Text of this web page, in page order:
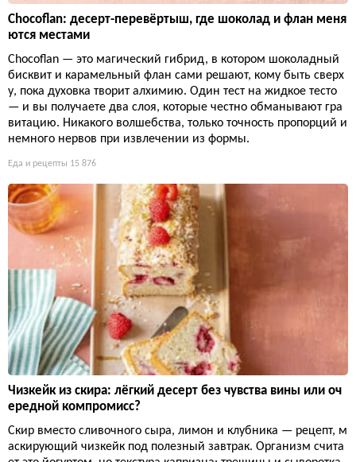
Chocoflan: десерт-перевёртыш, где шоколад и флан меня
ются местами
Chocoflan — это магический гибрид, в котором шоколадный
бисквит и карамельный флан сами решают, кому быть сверх
у, пока духовка творит алхимию. Один тест на жидкое тесто
— и вы получаете два слоя, которые честно обманывают гра
витацию. Никакого волшебства, только точность пропорций и
немного нервов при извлечении из формы.
Еда и рецепты 15 876
Чизкейк из скира: лёгкий десерт без чувства вины или оч
ередной компромисс?
Скир вместо сливочного сыра, лимон и клубника — рецепт, м
аскирующий чизкейк под полезный завтрак. Организм счита